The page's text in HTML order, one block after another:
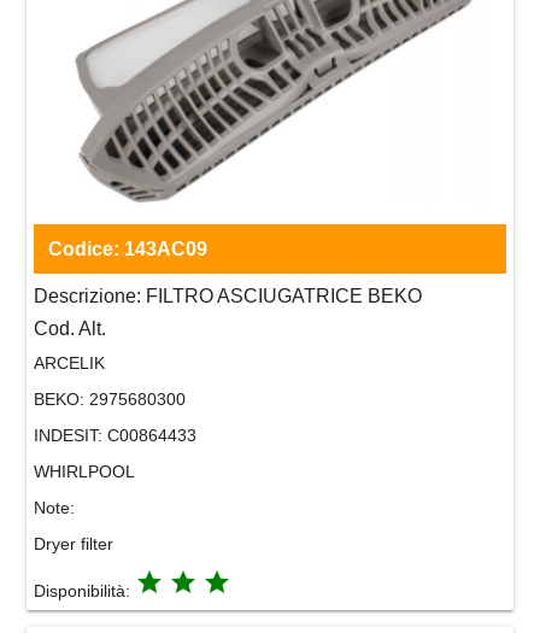
Codice: 143AC09
Descrizione: FILTRO ASCIUGATRICE BEKO
Cod. Alt.
ARCELIK
BEKO: 2975680300
INDESIT: C00864433
WHIRLPOOL
Note:
Dryer filter
Disponibilità: grade grade grade